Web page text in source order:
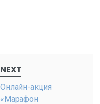
NEXT
Онлайн-акция
«Марафон